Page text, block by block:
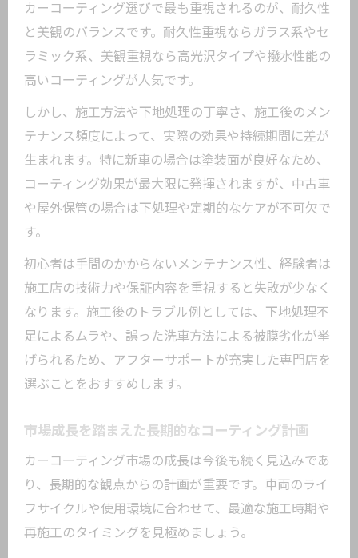
カーコーティング選びで最も重視されるのが、耐久性
と美観のバランスです。耐久性重視ならガラス系やセ
ラミック系、美観重視なら高光沢タイプや撥水性能の
高いコーティングが人気です。
しかし、施工方法や下地処理の丁寧さ、施工後のメン
テナンス頻度によって、実際の効果や持続期間に差が
生まれます。特に新車の場合は塗装面が良好なため、
コーティング効果が最大限に発揮されますが、中古車
や屋外保管の場合は下処理や定期的なケアが不可欠で
す。
初心者は手間のかからないメンテナンス性、経験者は
施工店の技術力や保証内容を重視すると失敗が少なく
なります。施工後のトラブル例としては、下地処理不
足によるムラや、誤った洗車方法による被膜劣化が挙
げられるため、アフターサポートが充実した専門店を
選ぶことをおすすめします。
市場成長を踏まえた長期的なコーティング計画
カーコーティング市場の成長は今後も続く見込みであ
り、長期的な観点からの計画が重要です。車両のライ
フサイクルや使用環境に合わせて、最適な施工時期や
再施工のタイミングを見極めましょう。